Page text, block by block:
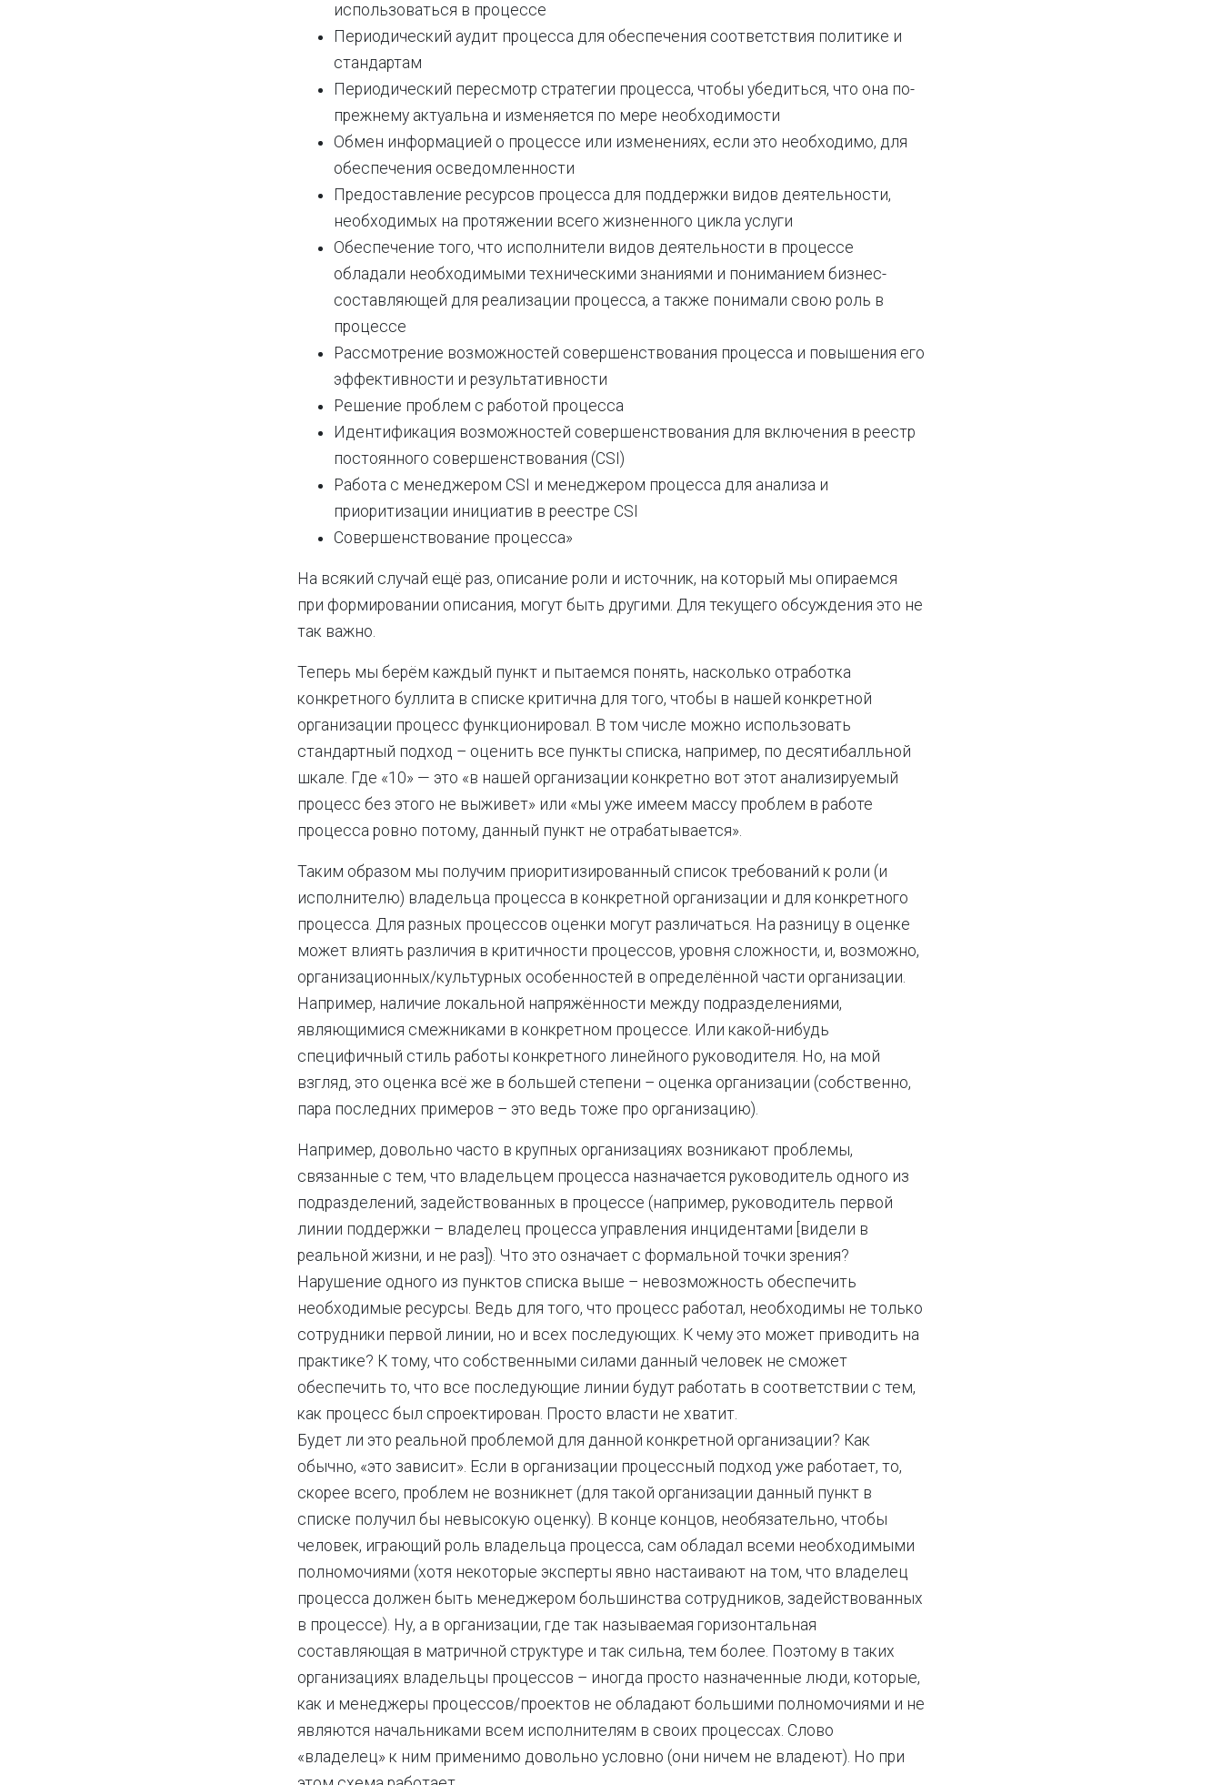
использоваться в процессе
Периодический аудит процесса для обеспечения соответствия политике и
стандартам
Периодический пересмотр стратегии процесса, чтобы убедиться, что она по-
прежнему актуальна и изменяется по мере необходимости
Обмен информацией о процессе или изменениях, если это необходимо, для
обеспечения осведомленности
Предоставление ресурсов процесса для поддержки видов деятельности,
необходимых на протяжении всего жизненного цикла услуги
Обеспечение того, что исполнители видов деятельности в процессе
обладали необходимыми техническими знаниями и пониманием бизнес-
составляющей для реализации процесса, а также понимали свою роль в
процессе
Рассмотрение возможностей совершенствования процесса и повышения его
эффективности и результативности
Решение проблем с работой процесса
Идентификация возможностей совершенствования для включения в реестр
постоянного совершенствования (CSI)
Работа с менеджером CSI и менеджером процесса для анализа и
приоритизации инициатив в реестре CSI
Совершенствование процесса»
На всякий случай ещё раз, описание роли и источник, на который мы опираемся
при формировании описания, могут быть другими. Для текущего обсуждения это не
так важно.
Теперь мы берём каждый пункт и пытаемся понять, насколько отработка
конкретного буллита в списке критична для того, чтобы в нашей конкретной
организации процесс функционировал. В том числе можно использовать
стандартный подход – оценить все пункты списка, например, по десятибалльной
шкале. Где «10» — это «в нашей организации конкретно вот этот анализируемый
процесс без этого не выживет» или «мы уже имеем массу проблем в работе
процесса ровно потому, данный пункт не отрабатывается».
Таким образом мы получим приоритизированный список требований к роли (и
исполнителю) владельца процесса в конкретной организации и для конкретного
процесса. Для разных процессов оценки могут различаться. На разницу в оценке
может влиять различия в критичности процессов, уровня сложности, и, возможно,
организационных/культурных особенностей в определённой части организации.
Например, наличие локальной напряжённости между подразделениями,
являющимися смежниками в конкретном процессе. Или какой-нибудь
специфичный стиль работы конкретного линейного руководителя. Но, на мой
взгляд, это оценка всё же в большей степени – оценка организации (собственно,
пара последних примеров – это ведь тоже про организацию).
Например, довольно часто в крупных организациях возникают проблемы,
связанные с тем, что владельцем процесса назначается руководитель одного из
подразделений, задействованных в процессе (например, руководитель первой
линии поддержки – владелец процесса управления инцидентами [видели в
реальной жизни, и не раз]). Что это означает с формальной точки зрения?
Нарушение одного из пунктов списка выше – невозможность обеспечить
необходимые ресурсы. Ведь для того, что процесс работал, необходимы не только
сотрудники первой линии, но и всех последующих. К чему это может приводить на
практике? К тому, что собственными силами данный человек не сможет
обеспечить то, что все последующие линии будут работать в соответствии с тем,
как процесс был спроектирован. Просто власти не хватит.
Будет ли это реальной проблемой для данной конкретной организации? Как
обычно, «это зависит». Если в организации процессный подход уже работает, то,
скорее всего, проблем не возникнет (для такой организации данный пункт в
списке получил бы невысокую оценку). В конце концов, необязательно, чтобы
человек, играющий роль владельца процесса, сам обладал всеми необходимыми
полномочиями (хотя некоторые эксперты явно настаивают на том, что владелец
процесса должен быть менеджером большинства сотрудников, задействованных
в процессе). Ну, а в организации, где так называемая горизонтальная
составляющая в матричной структуре и так сильна, тем более. Поэтому в таких
организациях владельцы процессов – иногда просто назначенные люди, которые,
как и менеджеры процессов/проектов не обладают большими полномочиями и не
являются начальниками всем исполнителям в своих процессах. Слово
«владелец» к ним применимо довольно условно (они ничем не владеют). Но при